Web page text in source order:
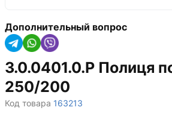
Дополнительный вопрос
3.0.0401.0.P Полиця
250/200
Код товара 163213